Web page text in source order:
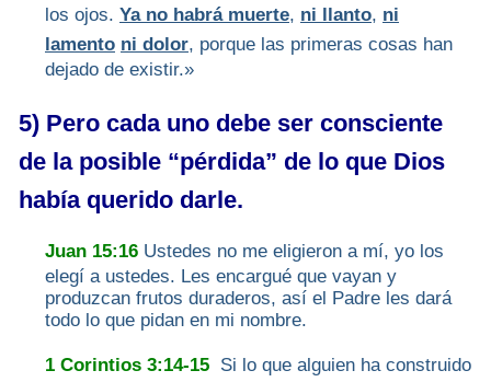
los ojos. Ya no habrá muerte, ni llanto, ni
lamento ni dolor, porque las primeras cosas han
dejado de existir.»
5) Pero cada uno debe ser consciente
de la posible “pérdida” de lo que Dios
había querido darle.
Juan 15:16 Ustedes no me eligieron a mí, yo los
elegí a ustedes. Les encargué que vayan y
produzcan frutos duraderos, así el Padre les dará
todo lo que pidan en mi nombre.
1 Corintios 3:14-15 Si lo que alguien ha construido